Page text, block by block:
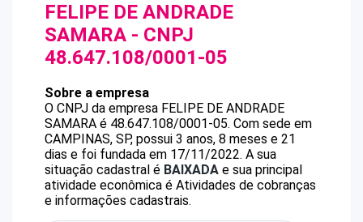
FELIPE DE ANDRADE
SAMARA - CNPJ
48.647.108/0001-05
Sobre a empresa
O CNPJ da empresa FELIPE DE ANDRADE
SAMARA é 48.647.108/0001-05. Com sede em
CAMPINAS, SP, possui 3 anos, 8 meses e 21
dias e foi fundada em 17/11/2022. A sua
situação cadastral é BAIXADA e sua principal
atividade econômica é Atividades de cobranças
e informações cadastrais.